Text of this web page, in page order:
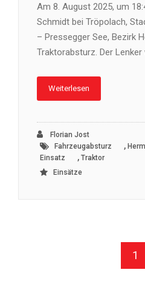
Am 8. August 2025, um
Schmidt bei Tröpolach,
– Pressegger See, Bezirk
Traktorabsturz. Der Lenker
Weiterlesen
Florian Jost
Fahrzeugabsturz
,
Einsatz
, Traktor
Einsätze
1